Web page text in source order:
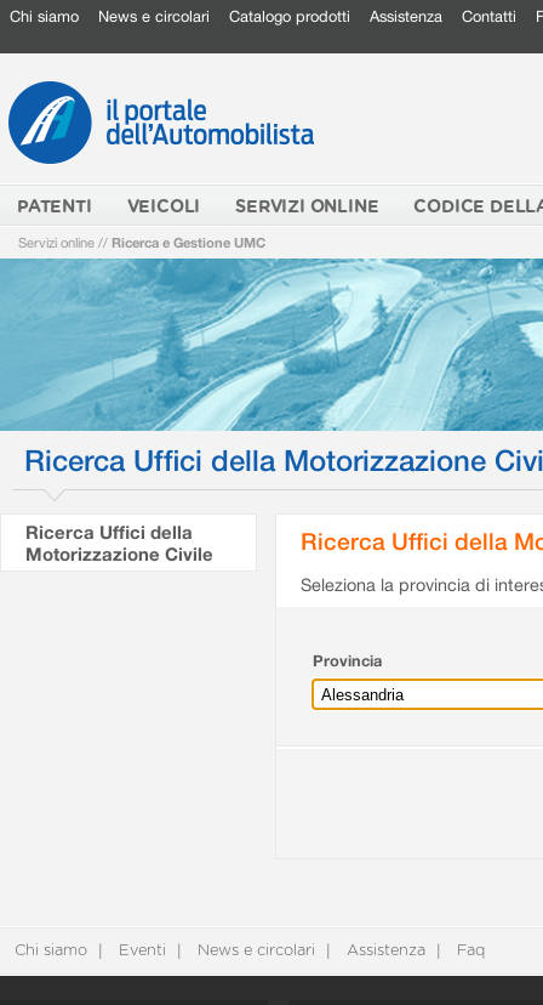
Chi siamo News e circolari Catalogo prodotti Assistenza Contatti
PATENTI VEICOLI SERVIZI ONLINE CODICE
Servizi online // Ricerca e Gestione UMC
Ricerca Uffici della Motorizzazione
Ricerca Uffici della
Motorizzazione Civile
Ricerca Uffici della
Seleziona la provincia di
Provincia
Chi siamo Eventi News e circolari Assistenza Faq